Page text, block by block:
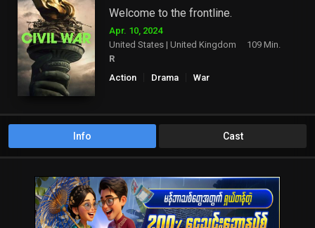
Welcome to the frontline.
Apr. 10, 2024
United States | United Kingdom
109 Min.
R
Action
Drama War
Info Cast